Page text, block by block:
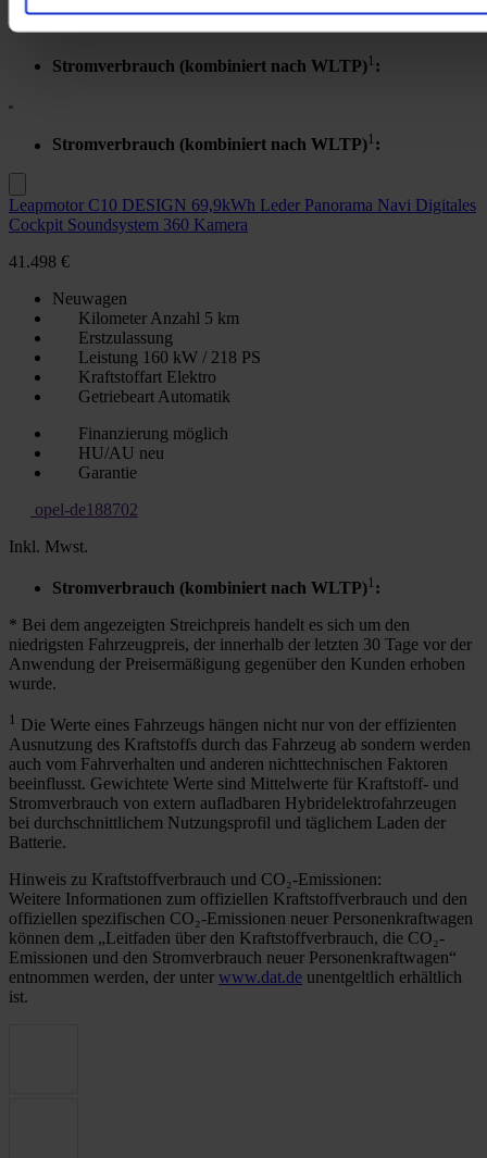
Inkl. Mwst.
Stromverbrauch (kombiniert nach WLTP)1 :
Stromverbrauch (kombiniert nach WLTP)1 :
Leapmotor C10 DESIGN 69,9kWh Leder Panorama Navi Digitales
Cockpit Soundsystem 360 Kamera
41.498 €
Neuwagen
Kilometer Anzahl 5 km
Erstzulassung
Leistung 160 kW / 218 PS
Kraftstoffart Elektro
Getriebeart Automatik
Finanzierung möglich
HU/AU neu
Garantie
opel-de188702
Inkl. Mwst.
Stromverbrauch (kombiniert nach WLTP)1 :
* Bei dem angezeigten Streichpreis handelt es sich um den
niedrigsten Fahrzeugpreis, der innerhalb der letzten 30 Tage vor der
Anwendung der Preisermäßigung gegenüber den Kunden erhoben
wurde.
1 Die Werte eines Fahrzeugs hängen nicht nur von der effizienten
Ausnutzung des Kraftstoffs durch das Fahrzeug ab sondern werden
auch vom Fahrverhalten und anderen nichttechnischen Faktoren
beeinflusst. Gewichtete Werte sind Mittelwerte für Kraftstoff- und
Stromverbrauch von extern aufladbaren Hybridelektrofahrzeugen
bei durchschnittlichem Nutzungsprofil und täglichem Laden der
Batterie.
Hinweis zu Kraftstoffverbrauch und CO₂-Emissionen:
Weitere Informationen zum offiziellen Kraftstoffverbrauch und den
offiziellen spezifischen CO₂-Emissionen neuer Personenkraftwagen
können dem „Leitfaden über den Kraftstoffverbrauch, die CO₂-
Emissionen und den Stromverbrauch neuer Personenkraftwagen“
entnommen werden, der unter www.dat.de unentgeltlich erhältlich
ist.